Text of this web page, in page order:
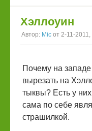
Хэллоуин
Автор: Mic от 2-11-2011,
Почему на
вырезать на
тыквы? Есть у
сама по себе
страшилкой.